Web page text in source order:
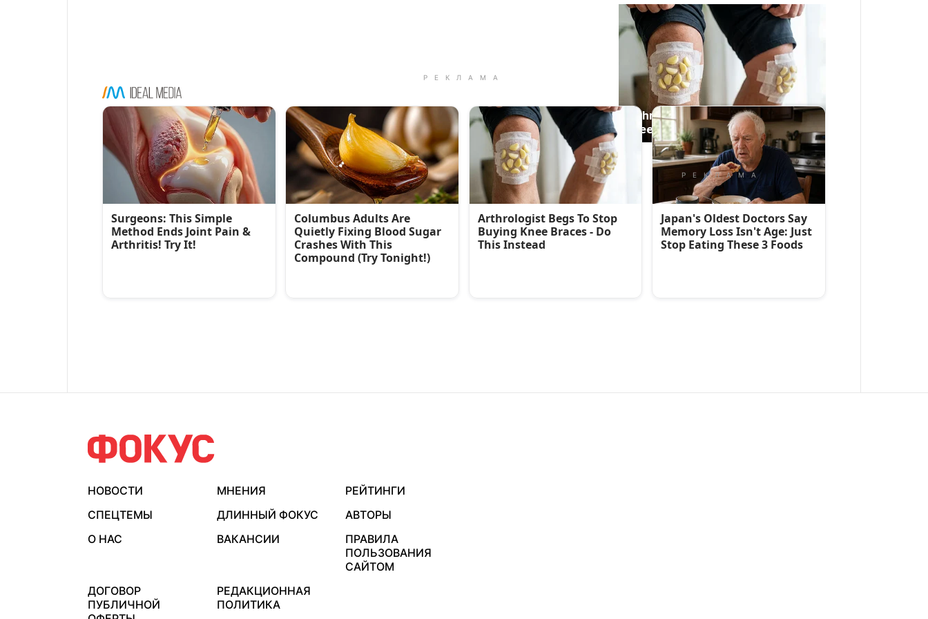
НОВОСТИ МНЕНИЯ
РЕЙТИНГИ
СПЕЦТЕМЫ
ДЛИННЫЙ ФОКУС
АВТОРЫ
О НАС
ВАКАНСИИ
ПРАВИЛА
ПОЛЬЗОВАНИЯ
САЙТОМ
ДОГОВОР
ПУБЛИЧНОЙ
РЕДАКЦИОННАЯ
ПОЛИТИКА